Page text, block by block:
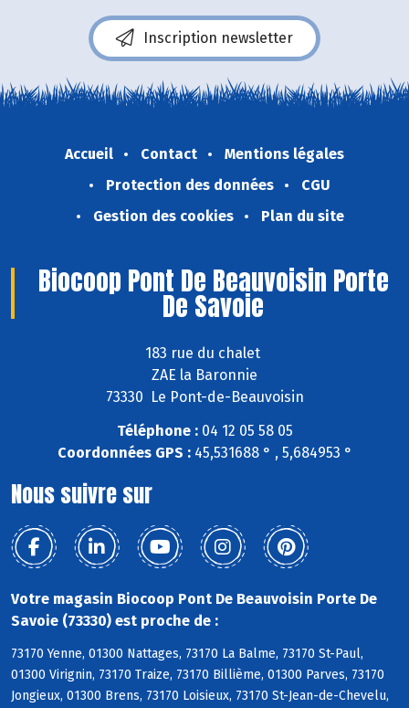
Inscription newsletter
Accueil Contact
Mentions légales
Protection des données
CGU
Gestion des cookies
Plan du site
Biocoop Pont De Beauvoisin Porte
De Savoie
183 rue du chalet
ZAE la Baronnie
73330 Le Pont-de-Beauvoisin
Téléphone :04 12 05 58 05
Coordonnées GPS :45,531688 ° , 5,684953 °
Nous suivre sur
Votre magasin Biocoop Pont De Beauvoisin Porte De
Savoie (73330) est proche de :
73170 Yenne, 01300 Nattages, 73170 La Balme, 73170 St-Paul,
01300 Virignin, 73170 Traize, 73170 Billième, 01300 Parves, 73170
Jongieux, 01300 Brens, 73170 Loisieux, 73170 St-Jean-de-Chevelu,